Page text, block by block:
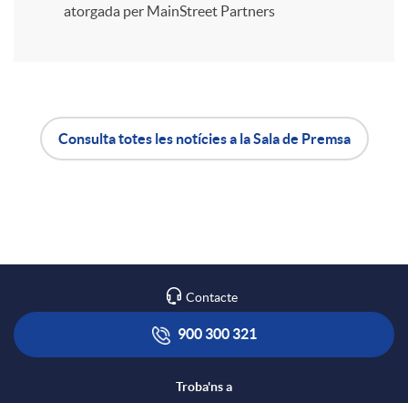
a
r
atorgada per MainStreet Partners
i
ó
Consulta totes les notícies a la Sala de Premsa
Contacte
900 300 321
Troba'ns a